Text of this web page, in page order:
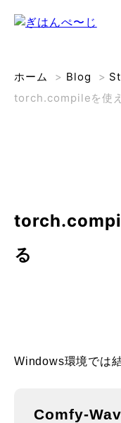
ホーム > Blog >
torch.compileを使
る
Windows環境では
Comfy-